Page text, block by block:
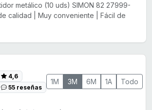
metálico (10 uds) SIMON 82 27999-
calidad | Muy conveniente | Fácil de
4,6
55 reseñas
1M 3M 6M 1A Todo